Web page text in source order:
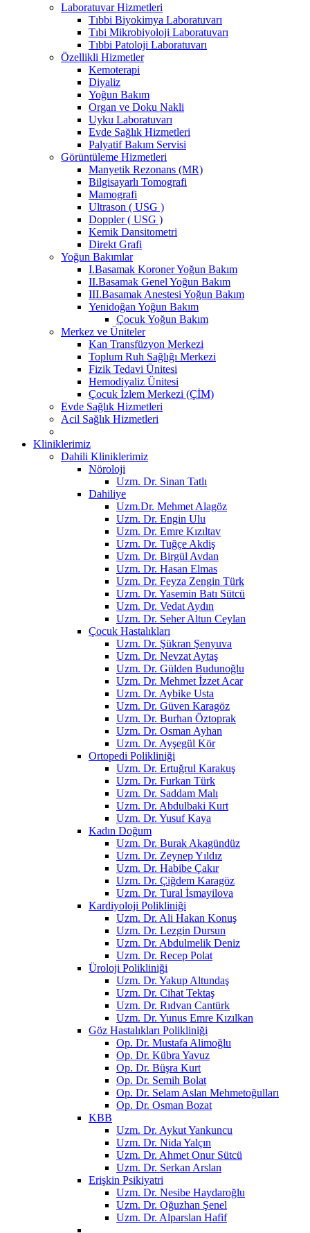
Laboratuvar Hizmetleri
Tıbbi Biyokimya Laboratuvarı
Tıbi Mikrobiyoloji Laboratuvarı
Tıbbi Patoloji Laboratuvarı
Özellikli Hizmetler
Kemoterapi
Diyaliz
Yoğun Bakım
Organ ve Doku Nakli
Uyku Laboratuvarı
Evde Sağlık Hizmetleri
Palyatif Bakım Servisi
Görüntüleme Hizmetleri
Manyetik Rezonans (MR)
Bilgisayarlı Tomografi
Mamografi
Ultrason ( USG )
Doppler ( USG )
Kemik Dansitometri
Direkt Grafi
Yoğun Bakımlar
I.Basamak Koroner Yoğun Bakım
II.Basamak Genel Yoğun Bakım
III.Basamak Anestesi Yoğun Bakım
Yenidoğan Yoğun Bakım
Çocuk Yoğun Bakım
Merkez ve Üniteler
Kan Transfüzyon Merkezi
Toplum Ruh Sağlığı Merkezi
Fizik Tedavi Ünitesi
Hemodiyaliz Ünitesi
Çocuk İzlem Merkezi (ÇİM)
Evde Sağlık Hizmetleri
Acil Sağlık Hizmetleri
Kliniklerimiz
Dahili Kliniklerimiz
Nöroloji
Uzm. Dr. Sinan Tatlı
Dahiliye
Uzm.Dr. Mehmet Alagöz
Uzm. Dr. Engin Ulu
Uzm. Dr. Emre Kızıltav
Uzm. Dr. Tuğçe Akdiş
Uzm. Dr. Birgül Avdan
Uzm. Dr. Hasan Elmas
Uzm. Dr. Feyza Zengin Türk
Uzm. Dr. Yasemin Batı Sütcü
Uzm. Dr. Vedat Aydın
Uzm. Dr. Seher Altun Ceylan
Çocuk Hastalıkları
Uzm. Dr. Şükran Şenyuva
Uzm. Dr. Nevzat Aytaş
Uzm. Dr. Gülden Budunoğlu
Uzm. Dr. Mehmet İzzet Acar
Uzm. Dr. Aybike Usta
Uzm. Dr. Güven Karagöz
Uzm. Dr. Burhan Öztoprak
Uzm. Dr. Osman Ayhan
Uzm. Dr. Ayşegül Kör
Ortopedi Polikliniği
Uzm. Dr. Ertuğrul Karakuş
Uzm. Dr. Furkan Türk
Uzm. Dr. Saddam Malı
Uzm. Dr. Abdulbaki Kurt
Uzm. Dr. Yusuf Kaya
Kadın Doğum
Uzm. Dr. Burak Akagündüz
Uzm. Dr. Zeynep Yıldız
Uzm. Dr. Habibe Çakır
Uzm. Dr. Çiğdem Karagöz
Uzm. Dr. Tural İsmayilova
Kardiyoloji Polikliniği
Uzm. Dr. Ali Hakan Konuş
Uzm. Dr. Lezgin Dursun
Uzm. Dr. Abdulmelik Deniz
Uzm. Dr. Recep Polat
Üroloji Polikliniği
Uzm. Dr. Yakup Altundaş
Uzm. Dr. Cihat Tektaş
Uzm. Dr. Rıdvan Cantürk
Uzm. Dr. Yunus Emre Kızılkan
Göz Hastalıkları Polikliniği
Op. Dr. Mustafa Alimoğlu
Op. Dr. Kübra Yavuz
Op. Dr. Büşra Kurt
Op. Dr. Semih Bolat
Op. Dr. Selam Aslan Mehmetoğulları
Op. Dr. Osman Bozat
KBB
Uzm. Dr. Aykut Yankuncu
Uzm. Dr. Nida Yalçın
Uzm. Dr. Ahmet Onur Sütcü
Uzm. Dr. Serkan Arslan
Erişkin Psikiyatri
Uzm. Dr. Nesibe Haydaroğlu
Uzm. Dr. Oğuzhan Şenel
Uzm. Dr. Alparslan Hafif